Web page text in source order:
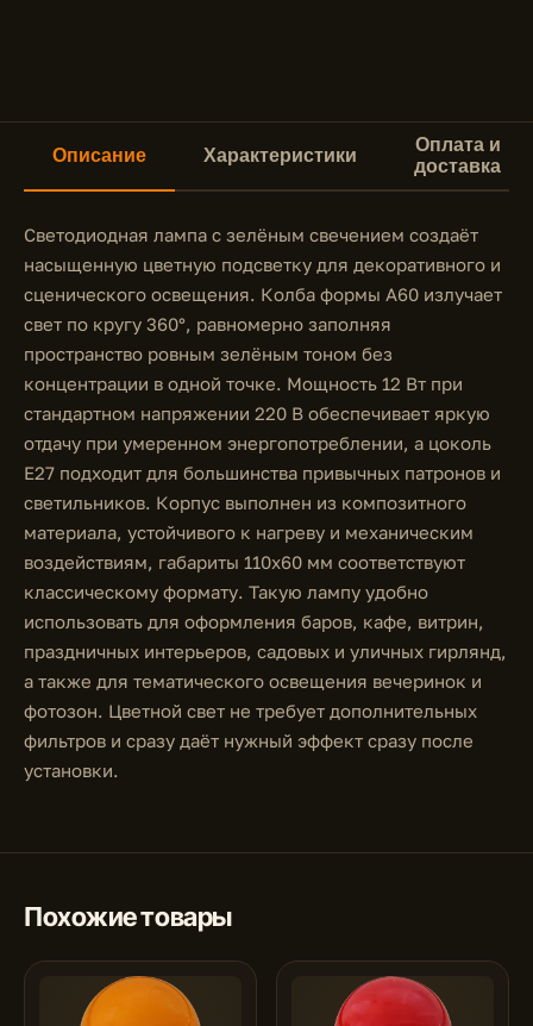
Описание Характеристики
Оплата и
доставка
Светодиодная лампа с зелёным свечением создаёт
насыщенную цветную подсветку для декоративного и
сценического освещения. Колба формы A60 излучает
свет по кругу 360°, равномерно заполняя
пространство ровным зелёным тоном без
концентрации в одной точке. Мощность 12 Вт при
стандартном напряжении 220 В обеспечивает яркую
отдачу при умеренном энергопотреблении, а цоколь
E27 подходит для большинства привычных патронов и
светильников. Корпус выполнен из композитного
материала, устойчивого к нагреву и механическим
воздействиям, габариты 110x60 мм соответствуют
классическому формату. Такую лампу удобно
использовать для оформления баров, кафе, витрин,
праздничных интерьеров, садовых и уличных гирлянд,
а также для тематического освещения вечеринок и
фотозон. Цветной свет не требует дополнительных
фильтров и сразу даёт нужный эффект сразу после
установки.
Похожие товары